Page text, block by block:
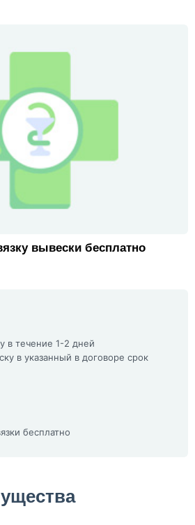
вывески бесплатно
в течение 1-2 дней
в указанный в договоре срок
бесплатно